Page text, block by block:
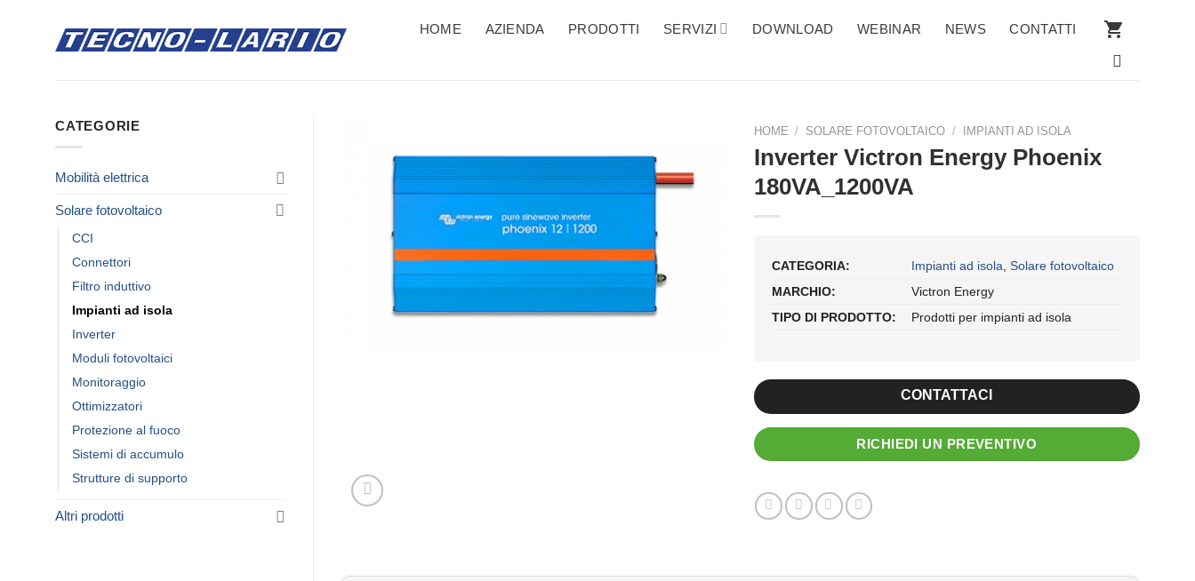
HOME AZIENDA PRODOTTI SERVIZI DOWNLOAD WEBINAR NEWS CONTATTI
CATEGORIE
Mobilità elettrica
Solare fotovoltaico
CCI
Connettori
Filtro induttivo
Impianti ad isola
Inverter
Moduli fotovoltaici
Monitoraggio
Ottimizzatori
Protezione al fuoco
Sistemi di accumulo
Strutture di supporto
Altri prodotti
HOME / SOLARE FOTOVOLTAICO / IMPIANTI AD ISOLA
Inverter Victron Energy Phoenix
180VA_1200VA
CATEGORIA: Impianti ad isola, Solare fotovoltaico
MARCHIO:
Victron Energy
TIPO DI PRODOTTO:
Prodotti per impianti ad isola
CONTATTACI
RICHIEDI UN PREVENTIVO